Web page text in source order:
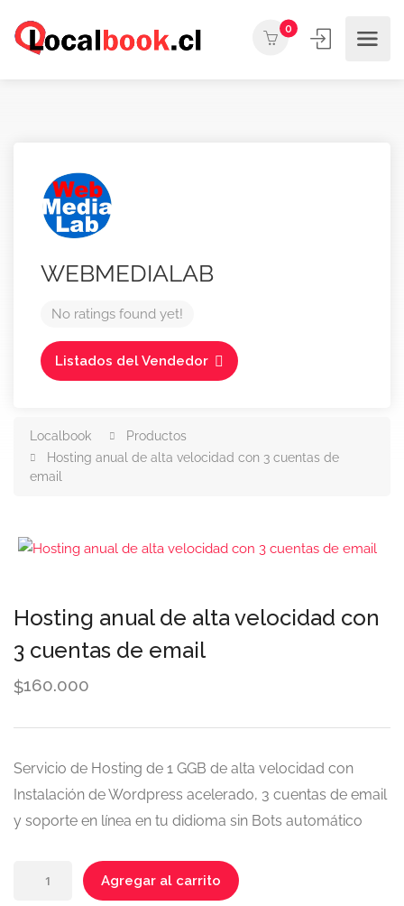
0
WEBMEDIALAB
No ratings found yet!
Listados del Vendedor
Localbook
Productos
Hosting anual de alta velocidad con 3 cuentas de
email
Hosting anual de alta velocidad con
3 cuentas de email
$160.000
Servicio de Hosting de 1 GGB de alta velocidad con
Instalación de Wordpress acelerado, 3 cuentas de email
y soporte en línea en tu didioma sin Bots automático
Agregar al carrito